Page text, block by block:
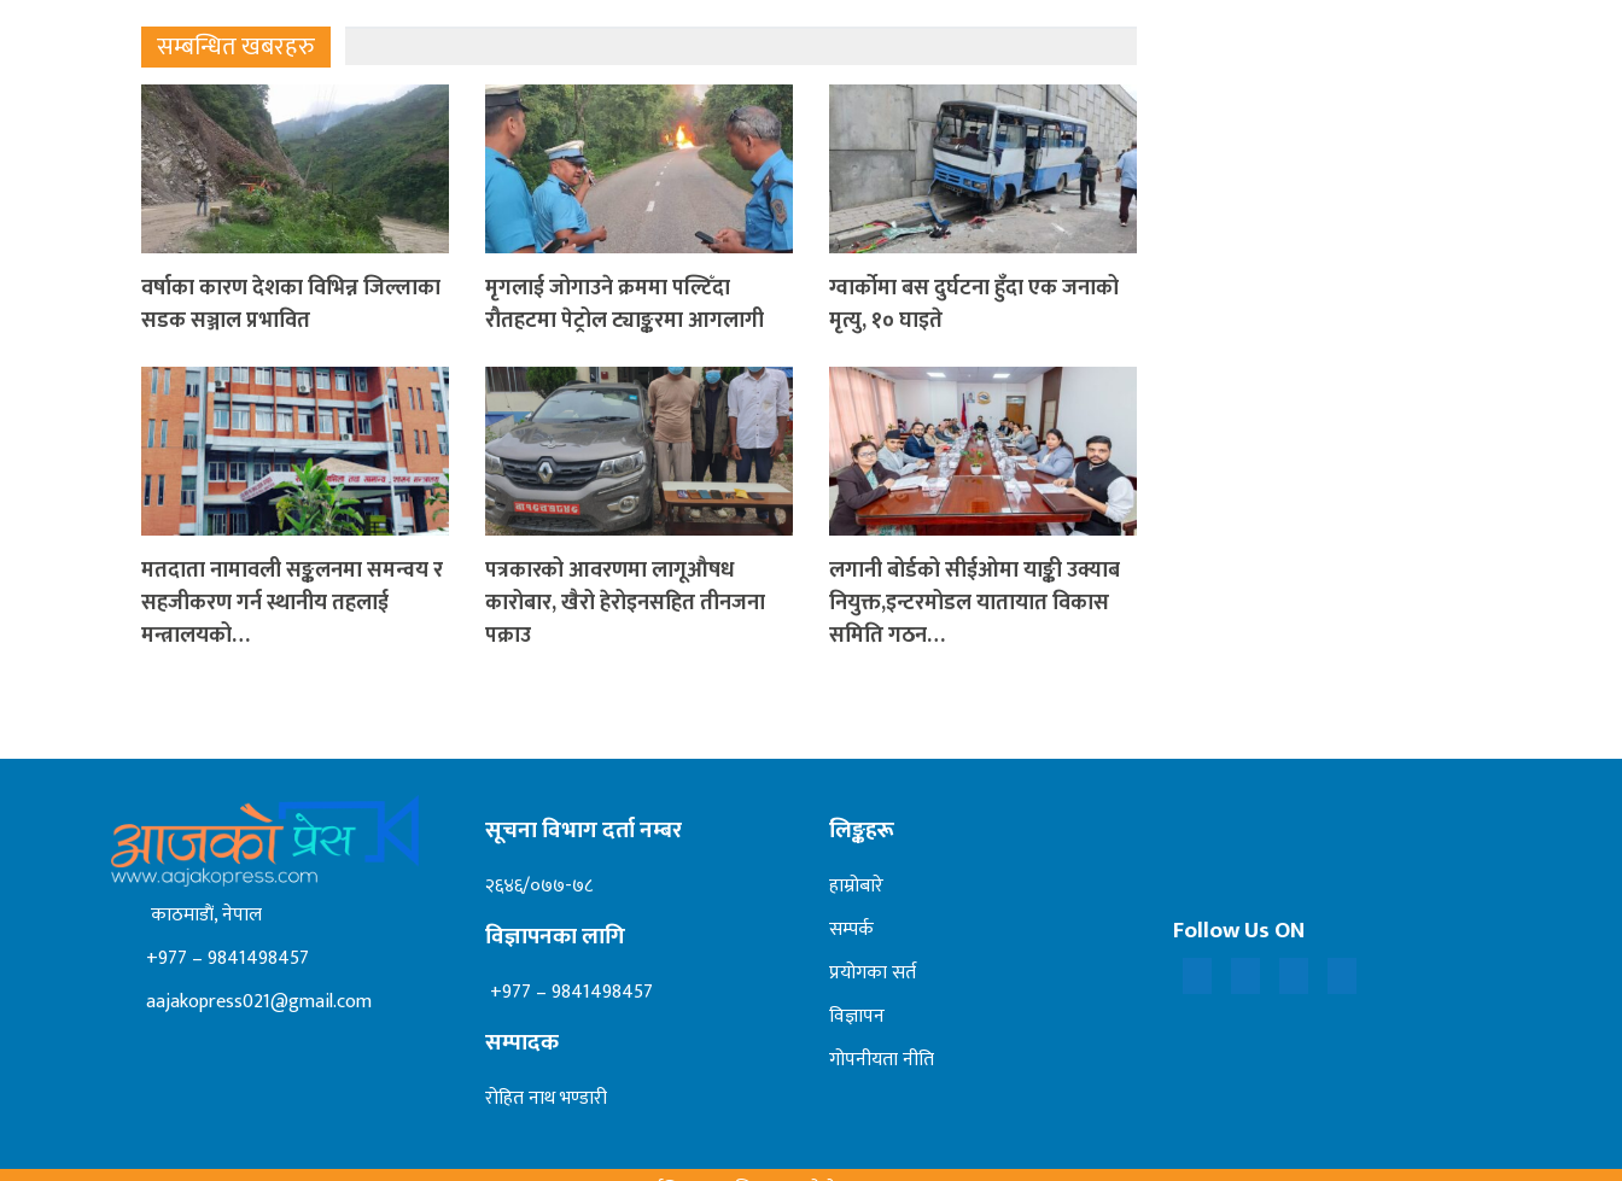
सम्बन्धित खबरहरु
वर्षाका कारण देशका विभिन्न जिल्लाका
सडक सञ्जाल प्रभावित
मृगलाई जोगाउने क्रममा पल्टिँदा
रौतहटमा पेट्रोल ट्याङ्करमा आगलागी
ग्वार्कोमा बस दुर्घटना हुँदा एक जनाको
मृत्यु, १० घाइते
मतदाता नामावली सङ्कलनमा समन्वय र
सहजीकरण गर्न स्थानीय तहलाई
मन्त्रालयको…
पत्रकारको आवरणमा लागूऔषध
कारोबार, खैरो हेरोइनसहित तीनजना
पक्राउ
लगानी बोर्डको सीईओमा याङ्की उक्याब
नियुक्त,इन्टरमोडल यातायात विकास
समिति गठन…
काठमाडाैं, नेपाल
+977 – 9841498457
aajakopress021@gmail.com
सूचना विभाग दर्ता नम्बर
२६४६/०७७-७८
विज्ञापनका लागि
+977 – 9841498457
सम्पादक
रोहित नाथ भण्डारी
लिङ्कहरू
हाम्रोबारे
सम्पर्क
प्रयोगका सर्त
विज्ञापन
गोपनीयता नीति
Follow Us ON